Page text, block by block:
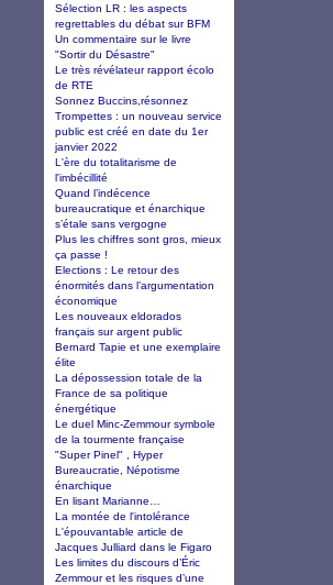
Sélection LR : les aspects
regrettables du débat sur BFM
Un commentaire sur le livre
"Sortir du Désastre"
Le très révélateur rapport écolo
de RTE
Sonnez Buccins,résonnez
Trompettes : un nouveau service
public est créé en date du 1er
janvier 2022
L'ère du totalitarisme de
l'imbécillité
Quand l’indécence
bureaucratique et énarchique
s’étale sans vergogne
Plus les chiffres sont gros, mieux
ça passe !
Elections : Le retour des
énormités dans l’argumentation
économique
Les nouveaux eldorados
français sur argent public
Bernard Tapie et une exemplaire
élite
La dépossession totale de la
France de sa politique
énergétique
Le duel Minc-Zemmour symbole
de la tourmente française
"Super Pinel" , Hyper
Bureaucratie, Népotisme
énarchique
En lisant Marianne…
La montée de l'intolérance
L'épouvantable article de
Jacques Julliard dans le Figaro
Les limites du discours d’Éric
Zemmour et les risques d’une